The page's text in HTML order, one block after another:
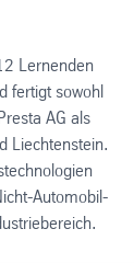
Lernenden
fertigt sowohl
AG als
Liechtenstein.
Automobil-